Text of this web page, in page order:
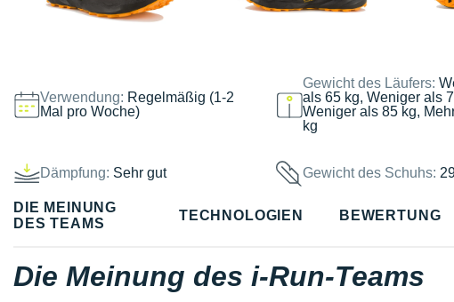
Verwendung: Regelmäßig (1-2
Mal pro Woche)
Gewicht des Läufers:
als 65 kg, Weniger als
Weniger als 85 kg,
kg
Dämpfung: Sehr gut Gewicht des Schuhs:
DIE MEINUNG
DES TEAMS
TECHNOLOGIEN BEWERTUNG
Die Meinung des i-Run-Teams